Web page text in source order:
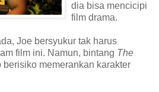
dia bisa mencicipi
film drama.
Joe bersyukur tak harus
film ini. Namun, bintang The
memerankan karakter